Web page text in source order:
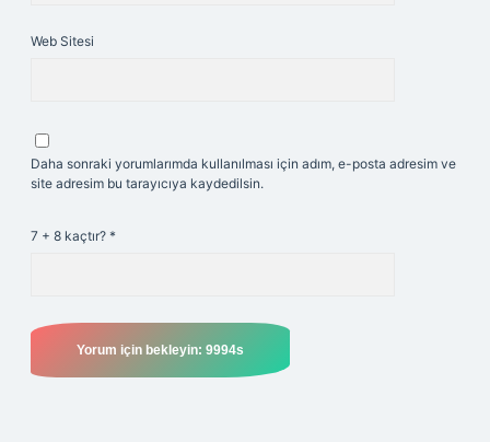
Web Sitesi
Daha sonraki yorumlarımda kullanılması için adım, e-posta adresim ve
site adresim bu tarayıcıya kaydedilsin.
7 + 8 kaçtır? *